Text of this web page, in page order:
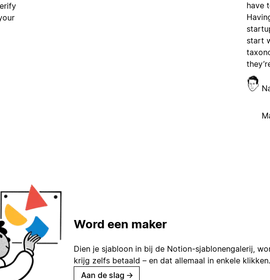
have
start
Word een maker
Dien je sjabloon in bij de Notion-sjablonengalerij,
krijg zelfs betaald – en dat allemaal in enkele klikken.
Aan de slag →